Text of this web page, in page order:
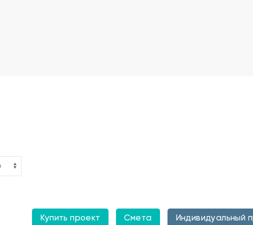
Купить проект Смета Индивидуальный